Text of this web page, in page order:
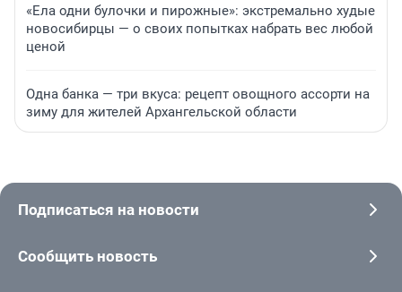
«Ела одни булочки и пирожные»: экстремально худые
новосибирцы — о своих попытках набрать вес любой
ценой
Одна банка — три вкуса: рецепт овощного ассорти на
зиму для жителей Архангельской области
Подписаться на новости
Сообщить новость